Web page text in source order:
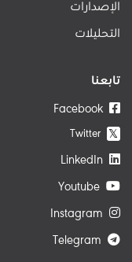
الإصدارات
التحليلات
تابعنا
𝕏
Twitter